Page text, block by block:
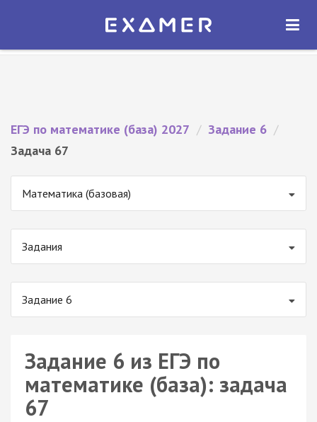
Экзамер — ЕГЭ 2027
ОТКРЫТЬ
ЕГЭ по математике (база) 2027 / Задание 6 /
Задача 67
Математика (базовая)
Задания
Задание 6
Задание 6 из ЕГЭ по
математике (база): задача
67